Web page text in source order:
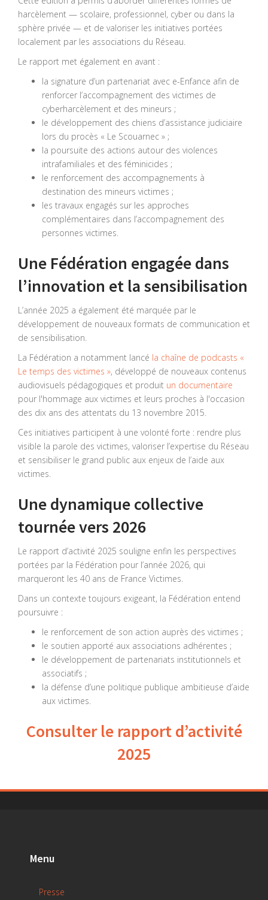
harcèlement — scolaire, professionnel, cyber ou dans la
sphère privée — et de valoriser les initiatives portées
localement par les associations du Réseau.
Le rapport met également en avant :
la signature d’un partenariat avec e-Enfance afin de
renforcer l’accompagnement des victimes de
cyberharcèlement et des mineurs ;
le développement des chiens d’assistance judiciaire
lors du procès « Le Scouarnec » ;
la poursuite des actions autour des violences
intrafamiliales et des féminicides ;
le renforcement des accompagnements à
destination des mineurs victimes ;
les travaux engagés sur les approches
complémentaires dans l’accompagnement des
personnes victimes.
Une Fédération engagée dans
l’innovation et la sensibilisation
L’année 2025 a également été marquée par le
développement de nouveaux formats de communication et
de sensibilisation.
La Fédération a notamment lancé la chaîne de podcasts «
Le temps des victimes », développé de nouveaux contenus
audiovisuels pédagogiques et produit un documentaire
pour l'hommage aux victimes et leurs proches à l'occasion
des dix ans des attentats du 13 novembre 2015.
Ces initiatives participent à une volonté forte : rendre plus
visible la parole des victimes, valoriser l’expertise du Réseau
et sensibiliser le grand public aux enjeux de l’aide aux
victimes.
Une dynamique collective
tournée vers 2026
Le rapport d’activité 2025 souligne enfin les perspectives
portées par la Fédération pour l’année 2026, qui
marqueront les 40 ans de France Victimes.
Dans un contexte toujours exigeant, la Fédération entend
poursuivre :
le renforcement de son action auprès des victimes ;
le soutien apporté aux associations adhérentes ;
le développement de partenariats institutionnels et
associatifs ;
la défense d’une politique publique ambitieuse d’aide
aux victimes.
Consulter le rapport d’activité
2025
Menu
Presse